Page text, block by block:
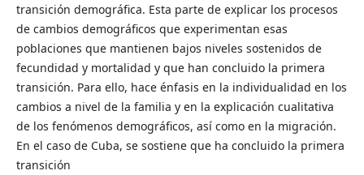
transición demográfica. Esta parte de explicar los procesos
de cambios demográficos que experimentan esas
poblaciones que mantienen bajos niveles sostenidos de
fecundidad y mortalidad y que han concluido la primera
transición. Para ello, hace énfasis en la individualidad en los
cambios a nivel de la familia y en la explicación cualitativa
de los fenómenos demográficos, así como en la migración.
En el caso de Cuba, se sostiene que ha concluido la primera
transición